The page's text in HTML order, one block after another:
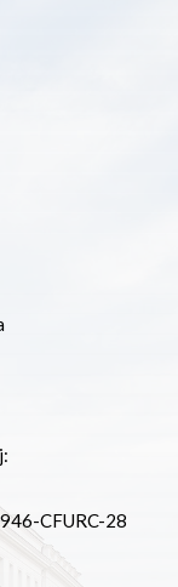
CFURC-28